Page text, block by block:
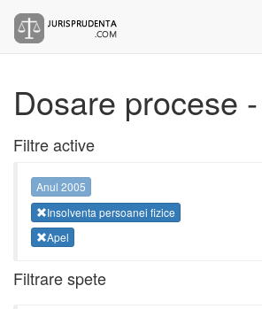
Dosare procese
Filtre active
Anul 2005
Insolventa persoanei fizice
Apel
Filtrare spete